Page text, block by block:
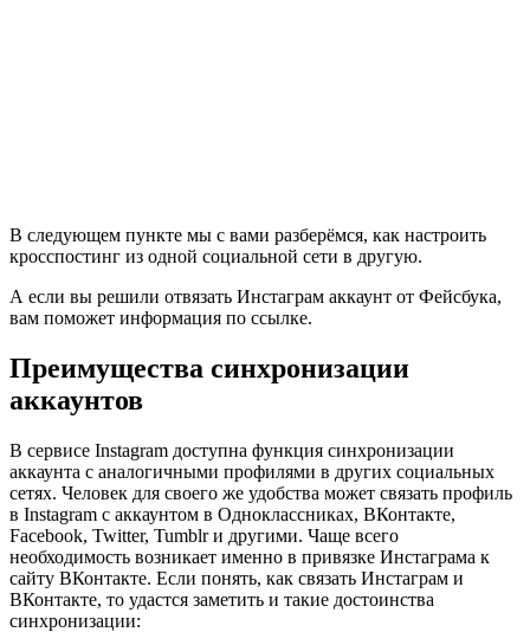
В следующем пункте мы с вами разберёмся, как настроить
кросспостинг из одной социальной сети в другую.
А если вы решили отвязать Инстаграм аккаунт от Фейсбука,
вам поможет информация по ссылке.
Преимущества синхронизации
аккаунтов
В сервисе Instagram доступна функция синхронизации
аккаунта с аналогичными профилями в других социальных
сетях. Человек для своего же удобства может связать профиль
в Instagram с аккаунтом в Одноклассниках, ВКонтакте,
Facebook, Twitter, Tumblr и другими. Чаще всего
необходимость возникает именно в привязке Инстаграма к
сайту ВКонтакте. Если понять, как связать Инстаграм и
ВКонтакте, то удастся заметить и такие достоинства
синхронизации: